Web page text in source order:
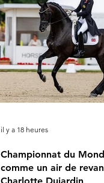
Championnat du
comme un air de
Charlotte Dujardin
il y a 18 heures